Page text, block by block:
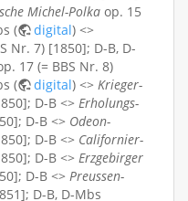
Michel-Polka op. 15
(
digital) <>
Nr. 7) [1850]; D-B, D-
17 (= BBS Nr. 8)
(
digital) <> Krieger-
D-B <> Erholungs-
D-B <> Odeon-
D-B <> Californier-
D-B <> Erzgebirger
D-B <> Preussen-
D-B, D-Mbs